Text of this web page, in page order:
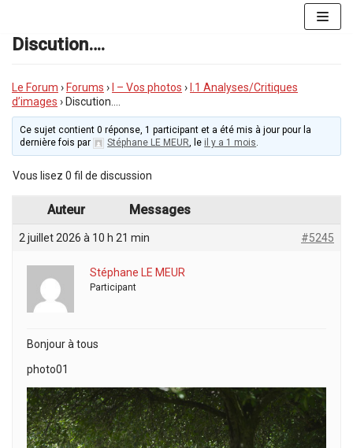
au
contenu
Discution….
Le Forum › Forums › I – Vos photos ›
I.1 Analyses/Critiques
d’images › Discution….
Ce sujet contient 0 réponse, 1 participant et a été mis à jour pour la
dernière fois par
Stéphane LE MEUR, le il y a 1 mois.
Vous lisez 0 fil de discussion
Auteur Messages
2 juillet 2026 à 10 h 21 min #5245
Stéphane LE MEUR
Participant
Bonjour à tous
photo01